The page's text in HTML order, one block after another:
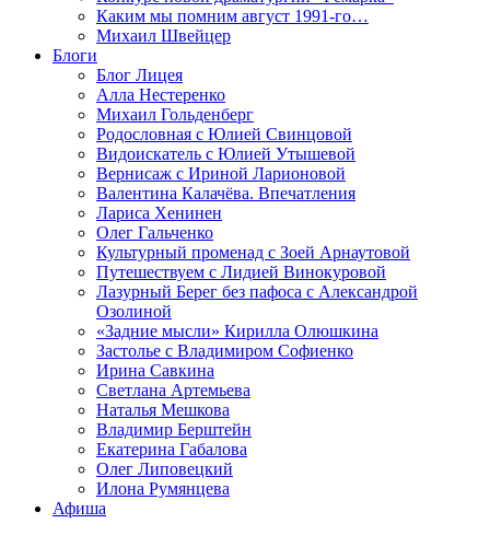
Каким мы помним август 1991-го…
Михаил Швейцер
Блоги
Блог Лицея
Алла Нестеренко
Михаил Гольденберг
Родословная с Юлией Свинцовой
Видоискатель с Юлией Утышевой
Вернисаж с Ириной Ларионовой
Валентина Калачёва. Впечатления
Лариса Хенинен
Олег Гальченко
Культурный променад с Зоей Арнаутовой
Путешествуем с Лидией Винокуровой
Лазурный Берег без пафоса с Александрой
Озолиной
«Задние мысли» Кирилла Олюшкина
Застолье с Владимиром Софиенко
Ирина Савкина
Светлана Артемьева
Наталья Мешкова
Владимир Берштейн
Екатерина Габалова
Олег Липовецкий
Илона Румянцева
Афиша